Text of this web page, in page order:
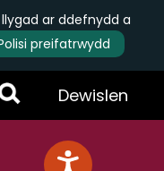
ar ddefnydd a
preifatrwydd
Toggle
Menu
Dewislen